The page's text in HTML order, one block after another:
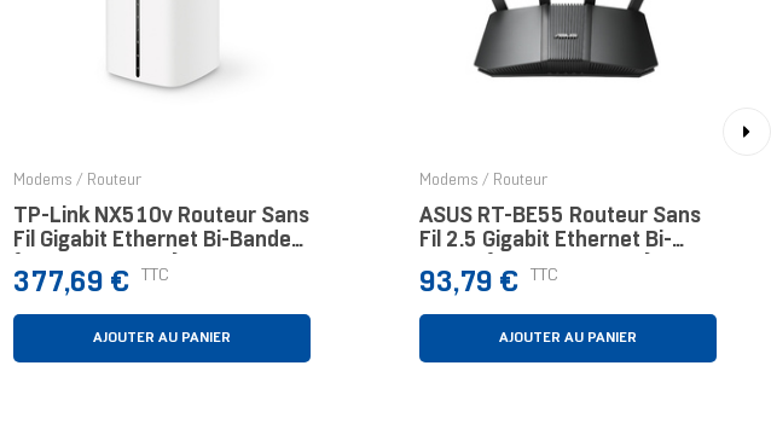
Modems / Routeur
TP-Link NX510v Routeur Sans
Fil Gigabit Ethernet Bi-Bande
(2,4 GHz / 5 GHz) 5G Blanc
Prix
377,69 € TTC
AJOUTER AU PANIER
Modems / Routeur
ASUS RT-BE55 Routeur Sans
Fil 2.5 Gigabit Ethernet Bi-
Bande (2,4 GHz / 5 GHz) Noir
Prix
93,79 € TTC
AJOUTER AU PANIER